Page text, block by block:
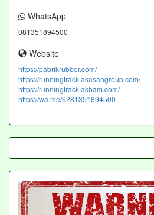
WhatsApp
081351894500
Website
https://pabrikrubber.com/
https://runningtrack.akasahgroup.com/
https://runningtrack.akbam.com/
https://wa.me/6281351894500